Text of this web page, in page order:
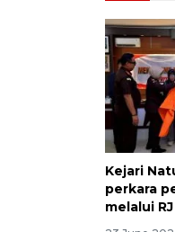
Kejari
perkara
melalui RJ